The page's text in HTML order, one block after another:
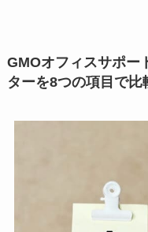
GMOオフィスサポー
ターを8つの項目で比